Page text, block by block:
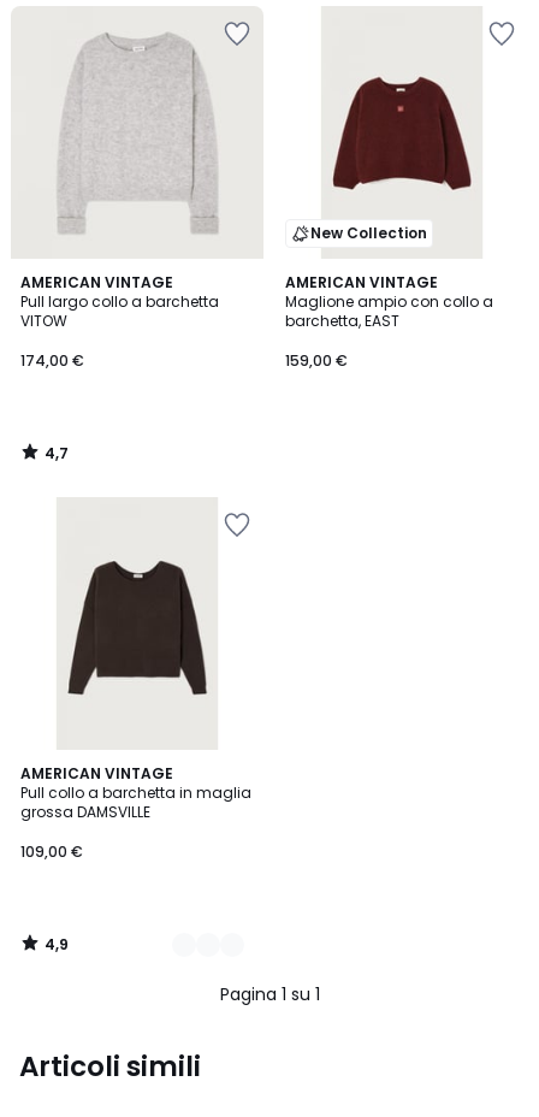
AMERICAN VINTAGE
Pull largo collo a barchetta
VITOW
174,00 €
4,7
/ 5
4,7
/
New Collection
AMERICAN VINTAGE
Maglione ampio con collo a
barchetta, EAST
159,00 €
AMERICAN VINTAGE
Pull collo a barchetta in maglia
grossa DAMSVILLE
109,00 €
4,9
/ 5
3
Colori
4,9
/
Pagina 1 su 1
Articoli simili